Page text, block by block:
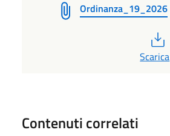
Ordinanza_19_2026
Scarica
Contenuti correlati